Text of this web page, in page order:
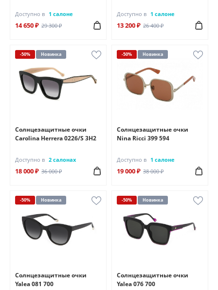
Доступно в 1 салоне
14 650 ₽ 29 300 ₽
Доступно в 1 салоне
13 200 ₽ 26 400 ₽
-50% Новинка
Солнцезащитные очки
Carolina Herrera 0226/S 3H2
Доступно в 2 салонах
18 000 ₽ 36 000 ₽
-50% Новинка
Солнцезащитные очки
Nina Ricci 399 594
Доступно в 1 салоне
19 000 ₽ 38 000 ₽
-50% Новинка
Солнцезащитные очки
Yalea 081 700
-50% Новинка
Солнцезащитные очки
Yalea 076 700